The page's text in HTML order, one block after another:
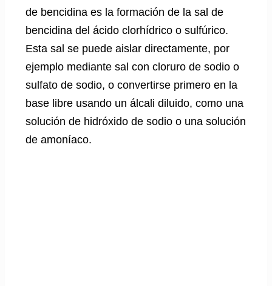
de bencidina es la formación de la sal de
bencidina del ácido clorhídrico o sulfúrico.
Esta sal se puede aislar directamente, por
ejemplo mediante sal con cloruro de sodio o
sulfato de sodio, o convertirse primero en la
base libre usando un álcali diluido, como una
solución de hidróxido de sodio o una solución
de amoníaco.